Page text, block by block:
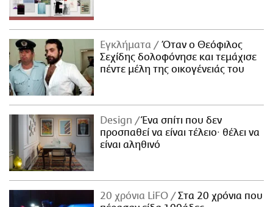
Εγκλήματα
Όταν ο Θεόφιλος
Σεχίδης δολοφόνησε και τεμάχισε
πέντε μέλη της οικογένειάς του
Design
Ένα σπίτι που δεν
προσπαθεί να είναι τέλειο· θέλει να
είναι αληθινό
20 χρόνια LiFO
Στα 20 χρόνια που